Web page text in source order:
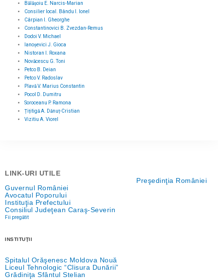
Bălășoiu E. Narcis-Marian
Consilier local. Bându I. Ionel
Cârpian I. Gheorghe
Constantinovici B. Zvezdan-Remus
Dodoi V. Michael
Ianoșevici J. Gioca
Nistoran I. Roxana
Novăcescu G. Toni
Petco B. Deian
Petco V. Radoslav
Plavă V. Marius Constantin
Pocol D. Dumitru
Soroceanu P. Ramona
Țițitigă A. Dănuț-Cristian
Vizitiu A. Viorel
LINK-URI UTILE
Preşedinţia României
Guvernul României
Avocatul Poporului
Instituţia Prefectului
Consiliul Judeţean Caraş-Severin
Fii pregătit
INSTITUŢII
Spitalul Orăşenesc Moldova Nouă
Liceul Tehnologic “Clisura Dunării”
Grădiniţa Sfântul Stelian